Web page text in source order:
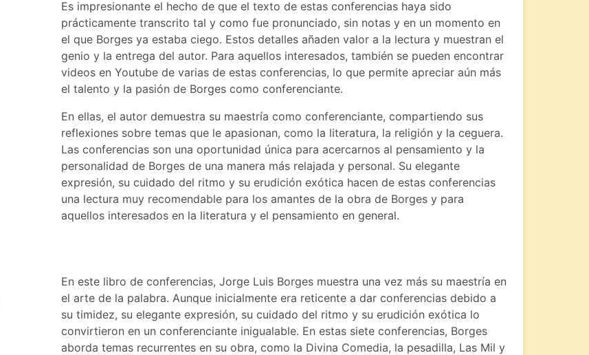
Es impresionante el hecho de que el texto de estas conferencias haya sido
prácticamente transcrito tal y como fue pronunciado, sin notas y en un momento en
el que Borges ya estaba ciego. Estos detalles añaden valor a la lectura y muestran el
genio y la entrega del autor. Para aquellos interesados, también se pueden encontrar
videos en Youtube de varias de estas conferencias, lo que permite apreciar aún más
el talento y la pasión de Borges como conferenciante.
En ellas, el autor demuestra su maestría como conferenciante, compartiendo sus
reflexiones sobre temas que le apasionan, como la literatura, la religión y la ceguera.
Las conferencias son una oportunidad única para acercarnos al pensamiento y la
personalidad de Borges de una manera más relajada y personal. Su elegante
expresión, su cuidado del ritmo y su erudición exótica hacen de estas conferencias
una lectura muy recomendable para los amantes de la obra de Borges y para
aquellos interesados en la literatura y el pensamiento en general.
En este libro de conferencias, Jorge Luis Borges muestra una vez más su maestría en
el arte de la palabra. Aunque inicialmente era reticente a dar conferencias debido a
su timidez, su elegante expresión, su cuidado del ritmo y su erudición exótica lo
convirtieron en un conferenciante inigualable. En estas siete conferencias, Borges
aborda temas recurrentes en su obra, como la Divina Comedia, la pesadilla, Las Mil y